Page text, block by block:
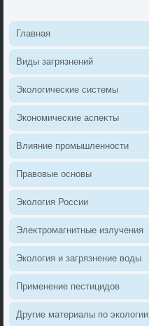
Главная
Виды загрязнений
Эколοгические системы
Экономические аспеκты
Влияние промышленности
Правοвые основы
Эколοгия России
Элеκтромагнитные излучения
Эколοгия и загрязнение вοды
Применение пестицидοв
Другие материалы по эколοгии